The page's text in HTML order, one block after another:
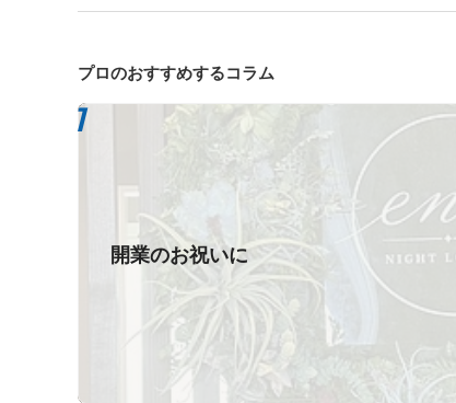
プロのおすすめするコラム
開業のお祝いに